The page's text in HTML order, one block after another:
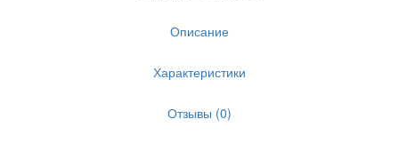
Описание
Характеристики
Отзывы (0)